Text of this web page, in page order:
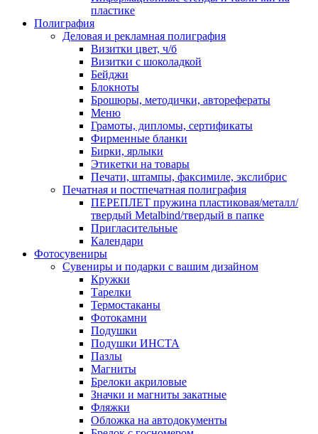
пластике
Полиграфия
Деловая и рекламная полиграфия
Визитки цвет, ч/б
Визитки с шоколадкой
Бейджи
Блокноты
Брошюры, методички, авторефераты
Меню
Грамоты, дипломы, сертификаты
Фирменные бланки
Бирки, ярлыки
Этикетки на товары
Печати, штампы, факсимиле, экслибрис
Печатная и постпечатная полиграфия
ПЕРЕПЛЕТ пружина пластиковая/металл/
твердый Metalbind/твердый в папке
Пригласительные
Календари
Фотосувениры
Сувениры и подарки с вашим дизайном
Кружки
Тарелки
Термостаканы
Фотокамни
Подушки
Подушки ИНСТА
Пазлы
Магниты
Брелоки акриловые
Значки и магниты закатные
Фляжки
Обложка на автодокументы